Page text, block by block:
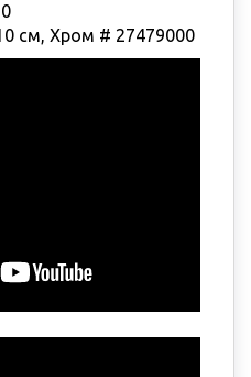
см, Хром # 27479000